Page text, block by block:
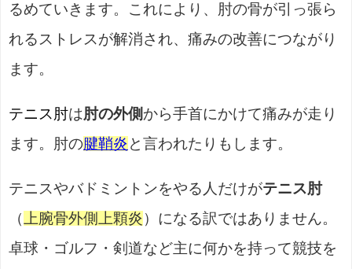
るめていきます。これにより、肘の骨が引っ張ら
れるストレスが解消され、痛みの改善につながり
ます。
テニス肘は肘の外側 から手首にかけて痛みが走り
ます。肘の腱鞘炎 と言われたりもします。
テニスやバドミントンをやる人だけがテニス肘
（
上腕骨外側上顆炎 ）になる訳ではありません。
卓球・ゴルフ・剣道など主に何かを持って競技を